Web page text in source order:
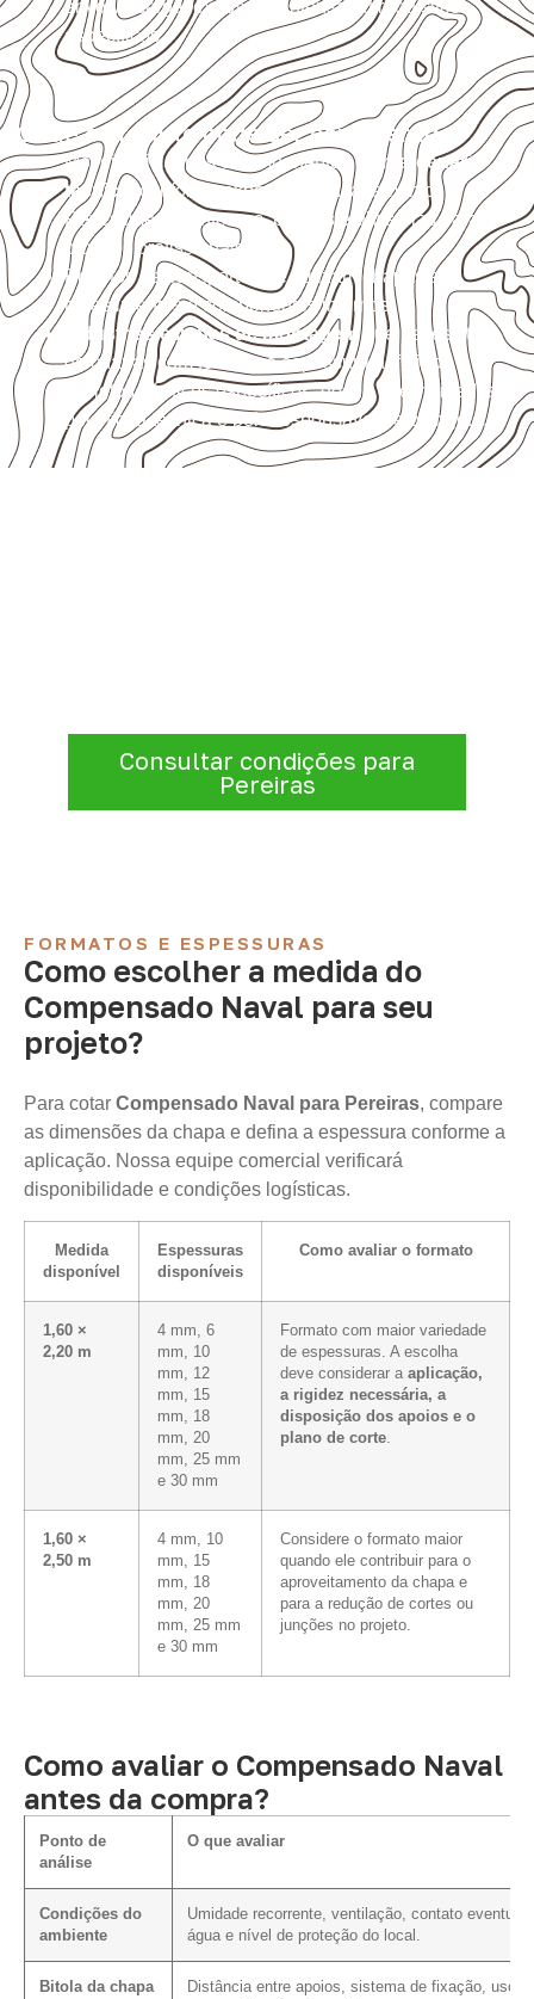
envolva carga, exposição intensa ou requisitos
específicos.
Onde o produto pode ser considerado
Móveis, divisórias e componentes de
marcenaria
técnica
, conforme exposição e acabamento.
Revestimentos internos, painéis e divisórias para
projetos profissionais.
Projetos de transporte que utilizam chapas em
revestimentos e componentes internos.
Indústrias e linhas de montagem que necessitam
de chapas com formato e espessura definidos.
Projetos náuticos específicos, desde que validados
pela ficha técnica e pelo responsável pelo projeto.
Consultar condições para
Pereiras
FORMATOS E ESPESSURAS
Como escolher a medida do
Compensado Naval para seu
projeto?
Para cotar Compensado Naval para Pereiras, compare
as dimensões da chapa e defina a espessura conforme a
aplicação. Nossa equipe comercial verificará
disponibilidade e condições logísticas.
Medida
disponível
Espessuras
disponíveis
Como avaliar o formato
1,60 ×
2,20 m
4 mm, 6
mm, 10
mm, 12
mm, 15
mm, 18
mm, 20
mm, 25 mm
e 30 mm
Formato com maior variedade
de espessuras. A escolha
deve considerar a aplicação,
a rigidez necessária, a
disposição dos apoios e o
plano de corte.
1,60 ×
2,50 m
4 mm, 10
mm, 15
mm, 18
mm, 20
mm, 25 mm
e 30 mm
Considere o formato maior
quando ele contribuir para o
aproveitamento da chapa e
para a redução de cortes ou
junções no projeto.
Como avaliar o Compensado Naval
antes da compra?
Ponto de
análise
O que avaliar
Condições do
ambiente
Umidade recorrente, ventilação, contato eventual
água e nível de proteção do local.
Bitola da chapa
Distância entre apoios, sistema de fixação, uso